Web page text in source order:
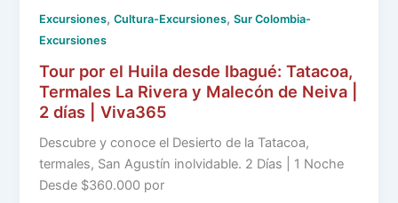
Excursiones,Cultura-Excursiones,Sur Colombia-
Excursiones
Tour por el Huila desde Ibagué: Tatacoa,
Termales La Rivera y Malecón de Neiva |
2 días | Viva365
Descubre y conoce el Desierto de la Tatacoa,
termales, San Agustín inolvidable. 2 Días | 1 Noche
Desde $360.000 por